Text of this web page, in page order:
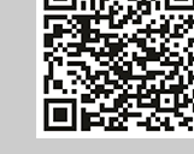
ΤΟΠΟΣ
ΜΑΣ